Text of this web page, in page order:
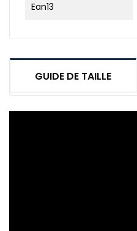
Ean13
GUIDE DE TAILLE